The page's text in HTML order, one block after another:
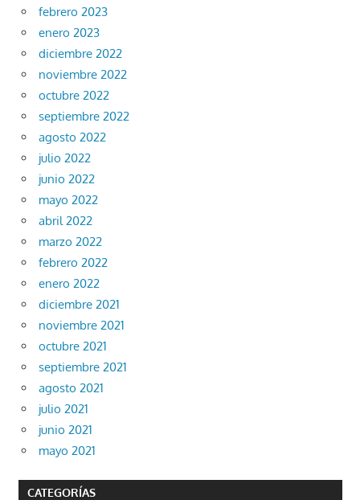
febrero 2023
enero 2023
diciembre 2022
noviembre 2022
octubre 2022
septiembre 2022
agosto 2022
julio 2022
junio 2022
mayo 2022
abril 2022
marzo 2022
febrero 2022
enero 2022
diciembre 2021
noviembre 2021
octubre 2021
septiembre 2021
agosto 2021
julio 2021
junio 2021
mayo 2021
CATEGORÍAS